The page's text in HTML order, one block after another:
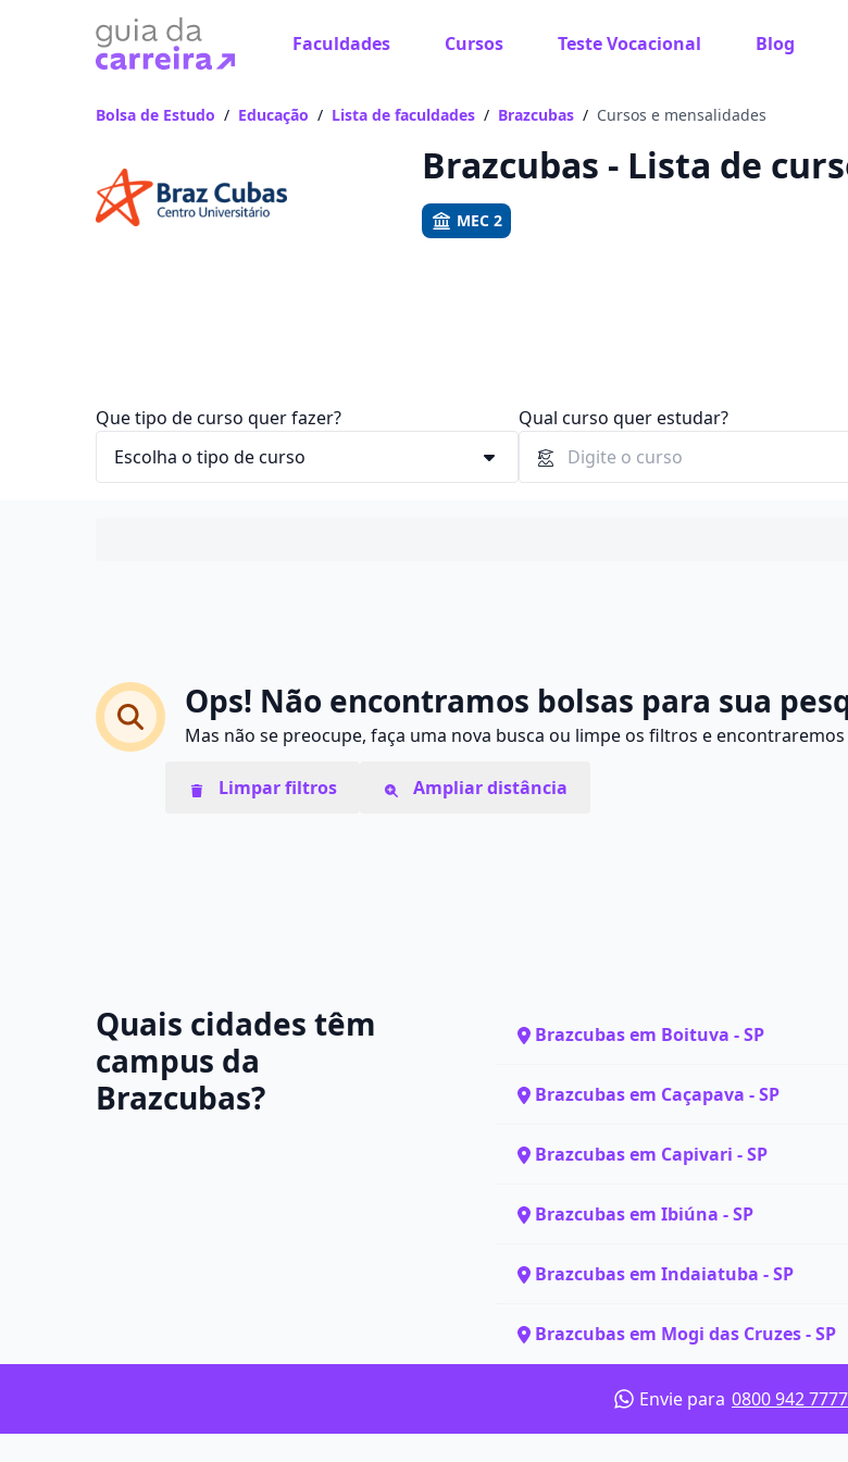
Faculdades Cursos Teste Vocacional Blog
Vamos te guiar no caminho ideal para seus estudos
Bolsa de Estudo / Educação / Lista de faculdades / Brazcubas / Cursos e mensalidades
Brazcubas - Lista de
MEC 2
Que tipo de curso quer fazer? Qual curso quer estudar?
Ops! Não encontramos bolsas para sua
Mas não se preocupe, faça uma nova busca ou limpe os filtros e
Limpar filtros Ampliar distância
Quais cidades têm
campus da
Brazcubas?
Brazcubas em Boituva - SP
Brazcubas em Caçapava - SP
Brazcubas em Capivari - SP
Brazcubas em Ibiúna - SP
Brazcubas em Indaiatuba - SP
Brazcubas em Mogi das Cruzes - SP
Envie para 0800 942 7777